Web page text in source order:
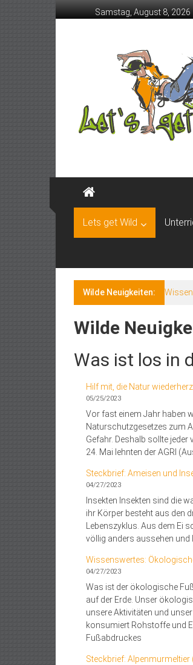
to
Samstag, August 8, 2026
Lets get Wild
Wilde Neuigkeiten:
Wilde
Was ist los in
Hilf mit, die Natur
05/25/2023
Vor fast einem Jahr haben
Naturschutzgesetzes zum
Gefahr. Deshalb sollte
24. Mai lehnten der AGRI
Steckbrief: Ameisen und
04/27/2023
Insekten Insekten sind die
ihr Körper besteht aus den
Lebenszyklus. Aus dem Ei
völlig anders aussehen und
Wissenswertes:
04/27/2023
Was ist der ökologische
auf der Erde. Unser
unsere Aktivitäten und
konsumiert Rohstoffe und
Fußabdruckes
Steckbrief: